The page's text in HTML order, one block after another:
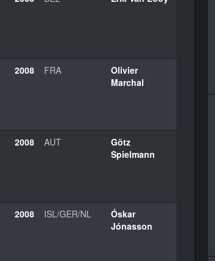
2008 FRA
Olivier
Marchal
2008 AUT
Götz
Spielmann
2008 ISL/GER/NL
Óskar
Jónasson